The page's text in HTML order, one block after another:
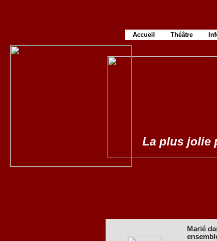
Marié
La plus jolie
Accueil Théâtre